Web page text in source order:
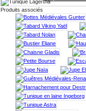
Produits associés